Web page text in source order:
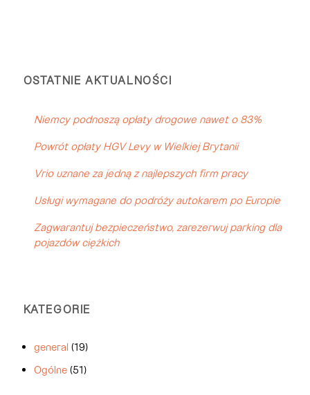
OSTATNIE AKTUALNOŚCI
Niemcy podnoszą opłaty drogowe nawet o 83%
Powrót opłaty HGV Levy w Wielkiej Brytanii
Vrio uznane za jedną z najlepszych firm pracy
Usługi wymagane do podróży autokarem po Europie
Zagwarantuj bezpieczeństwo, zarezerwuj parking dla
pojazdów ciężkich
KATEGORIE
general (19)
Ogólne(51)